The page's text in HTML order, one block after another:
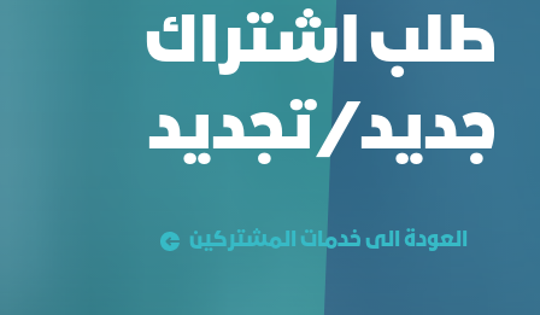
طلب اشتراك
جديد/تجديد
العودة الى خدمات المشتركين